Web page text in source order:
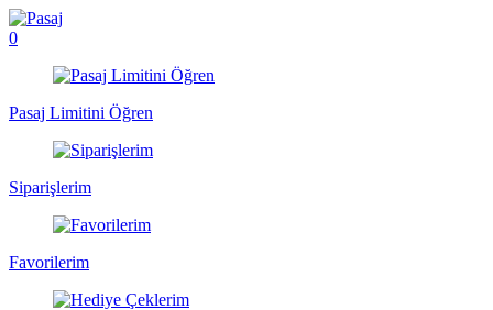
0
Pasaj Limitini Öğren
Siparişlerim
Favorilerim